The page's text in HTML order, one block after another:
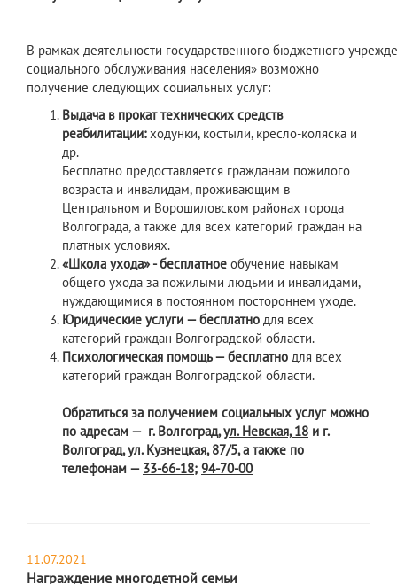
В рамках деятельности государственного бюджетного
социального обслуживания населения» возможно
получение следующих социальных услуг:
Выдача в прокат технических средств
реабилитации:ходунки, костыли, кресло-коляска и
др.
Бесплатно предоставляется гражданам пожилого
возраста и инвалидам, проживающим в
Центральном и Ворошиловском районах города
Волгограда, а также для всех категорий граждан на
платных условиях.
«Школа ухода» - бесплатное обучение навыкам
общего ухода за пожилыми людьми и инвалидами,
нуждающимися в постоянном постороннем уходе.
Юридические услуги —бесплатно для всех
категорий граждан Волгоградской области.
Психологическая помощь —бесплатно для всех
категорий граждан Волгоградской области.
Обратиться за получением социальных услуг можно
по адресам — г. Волгоград,ул. Невская, 18 и г.
Волгоград,ул. Кузнецкая, 87/5,а также по
телефонам — 33-66-18; 94-70-00
11.07.2021
Награждение многодетной семьи